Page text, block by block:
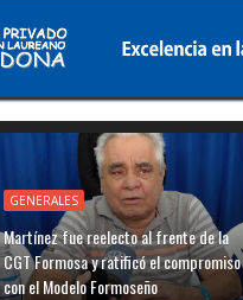
GENERALES
Martínez fue reelecto al frente de la
CGT Formosa y ratificó el compromiso
con el Modelo Formoseño